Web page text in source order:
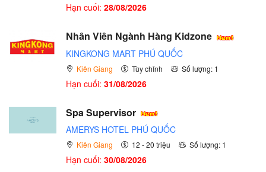
Hạn cuối: 28/08/2026
Nhân Viên Ngành Hàng Kidzone
KINGKONG MART PHÚ QUỐC
Kiên Giang Tùy chỉnh Số lượng: 1
Hạn cuối: 31/08/2026
Spa Supervisor
AMERYS HOTEL PHÚ QUỐC
Kiên Giang 12 - 20 triệu Số lượng: 1
Hạn cuối: 30/08/2026